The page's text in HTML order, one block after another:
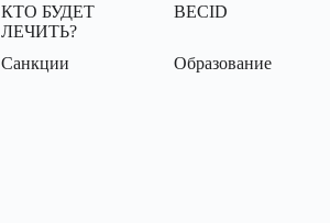
КТО БУДЕТ
ЛЕЧИТЬ?
BECID
Санкции Oбразование